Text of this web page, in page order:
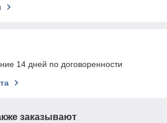
14 дней по договоренности
заказывают